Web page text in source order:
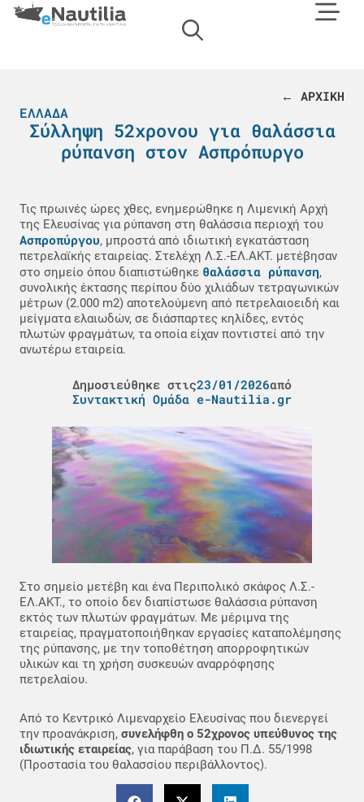
← ΑΡΧΙΚΗ
ΕΛΛΆΔΑ
Σύλληψη 52χρονου για θαλάσσια
ρύπανση στον Ασπρόπυργο
Τις πρωινές ώρες χθες, ενημερώθηκε η Λιμενική Αρχή
της Ελευσίνας για ρύπανση στη θαλάσσια περιοχή του
Ασπροπύργου, μπροστά από ιδιωτική εγκατάσταση
πετρελαϊκής εταιρείας. Στελέχη Λ.Σ.-ΕΛ.ΑΚΤ. μετέβησαν
στο σημείο όπου διαπιστώθηκε θαλάσσια ρύπανση,
συνολικής έκτασης περίπου δύο χιλιάδων τετραγωνικών
μέτρων (2.000 m2) αποτελούμενη από πετρελαιοειδή και
μείγματα ελαιωδών, σε διάσπαρτες κηλίδες, εντός
πλωτών φραγμάτων, τα οποία είχαν ποντιστεί από την
ανωτέρω εταιρεία.
Δημοσιεύθηκε στις23/01/2026από
Συντακτική Ομάδα e-Nautilia.gr
Στο σημείο μετέβη και ένα Περιπολικό σκάφος Λ.Σ.-
ΕΛ.ΑΚΤ., το οποίο δεν διαπίστωσε θαλάσσια ρύπανση
εκτός των πλωτών φραγμάτων. Με μέριμνα της
εταιρείας, πραγματοποιήθηκαν εργασίες καταπολέμησης
της ρύπανσης, με την τοποθέτηση απορροφητικών
υλικών και τη χρήση συσκευών αναρρόφησης
πετρελαίου.
Από το Κεντρικό Λιμεναρχείο Ελευσίνας που διενεργεί
την προανάκριση, συνελήφθη ο 52χρονος υπεύθυνος της
ιδιωτικής εταιρείας, για παράβαση του Π.Δ. 55/1998
(Προστασία του θαλασσίου περιβάλλοντος).